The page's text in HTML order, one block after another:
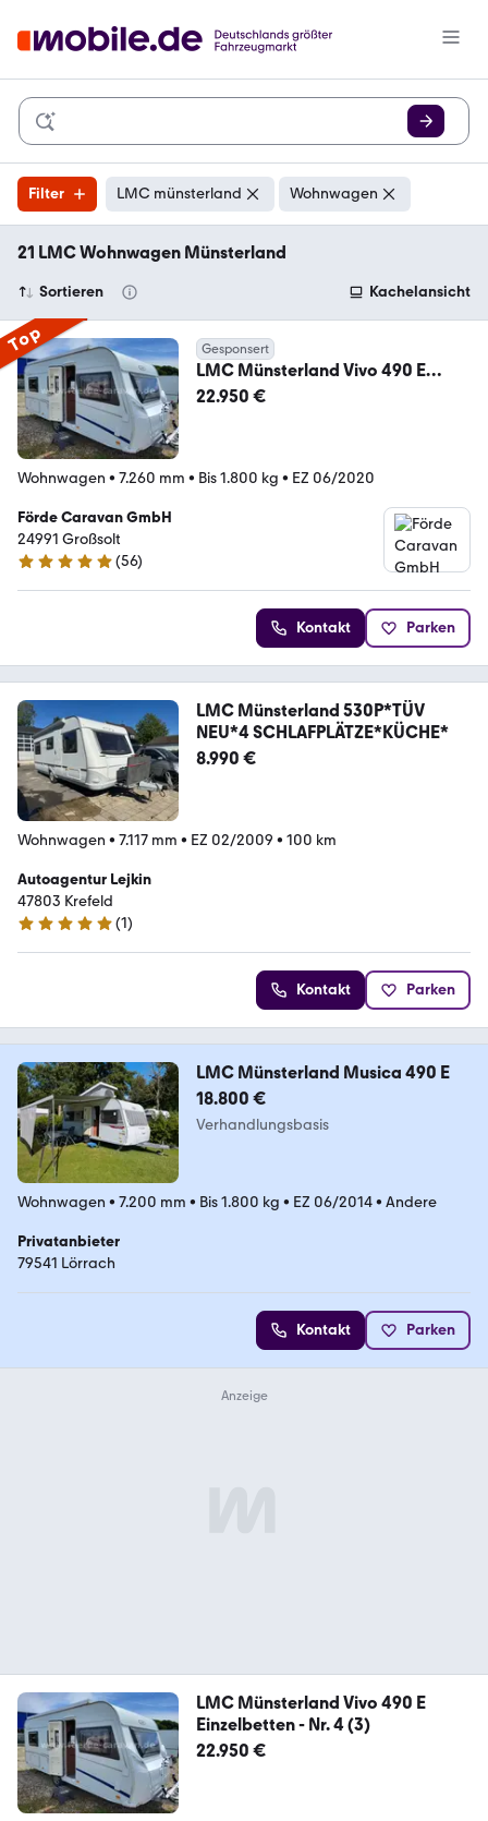
Filter LMC münsterland Wohnwagen
21 LMC Wohnwagen Münsterland
Sortieren Kachelansicht
Top Gesponsert
LMC Münsterland Vivo 490 E
22.950 €
Wohnwagen • 7.260 mm • Bis 1.800 kg • EZ 06/2020
Förde Caravan GmbH
24991 Großsolt
5 Sterne
(56)
Kontakt Parken
LMC Münsterland 530P*TÜV
NEU*4 SCHLAFPLÄTZE*KÜCHE*
8.990 €
Wohnwagen • 7.117 mm • EZ 02/2009 • 100 km
Autoagentur Lejkin
47803 Krefeld
5 Sterne
(1)
Kontakt Parken
LMC Münsterland Musica 490 E
18.800 €
Verhandlungsbasis
Wohnwagen • 7.200 mm • Bis 1.800 kg • EZ 06/2014• Andere
Privatanbieter
79541 Lörrach
Kontakt Parken
LMC Münsterland Vivo 490 E
Einzelbetten - Nr. 4 (3)
22.950 €